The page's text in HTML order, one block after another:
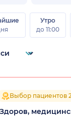
Утро
до 11:00
Выбор пациентов